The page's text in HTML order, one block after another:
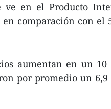
ve en el Producto
comparación con el
aumentan en un 10
por promedio un 6,9